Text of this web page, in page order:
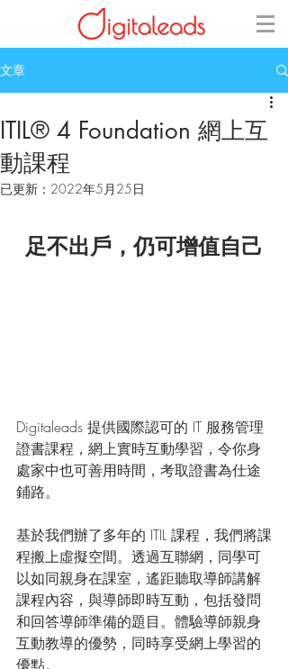
文章
ITIL® 4 Foundation 網上互
動課程
已更新： 2022年5月25日
足不出戶，仍可增值自己
Digitaleads 提供國際認可的 IT 服務管理
證書課程，網上實時互動學習，令你身
處家中也可善用時間，考取證書為仕途
鋪路。
基於我們辦了多年的 ITIL 課程，我們將課
程搬上虛擬空間。透過互聯網，同學可
以如同親身在課室，遙距聽取導師講解
課程內容，與導師即時互動，包括發問
和回答導師準備的題目。體驗導師親身
互動教導的優勢，同時享受網上學習的
優點。